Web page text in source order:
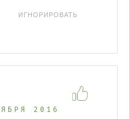
ИГНОРИРОВАТЬ
2016